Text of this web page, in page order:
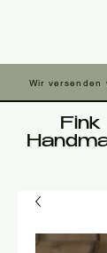
Wir versenden
Fink